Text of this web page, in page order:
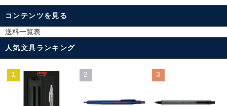
コンテンツを見る
送料一覧表
人気文具ランキング
1 2 3